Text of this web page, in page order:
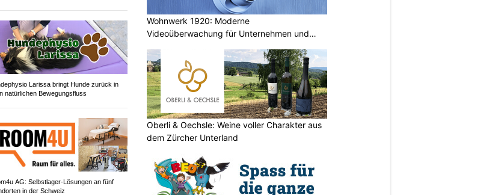
Larissa bringt Hunde zurück in
natürlichen Bewegungsfluss
AG: Selbstlager-Lösungen an fünf
in der Schweiz
Wohnwerk 1920: Moderne
Videoüberwachung für Unternehmen und
Oberli & Oechsle: Weine voller Charakter aus
dem Zürcher Unterland